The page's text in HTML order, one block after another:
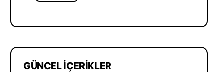
GÜNCEL İÇERIKLER